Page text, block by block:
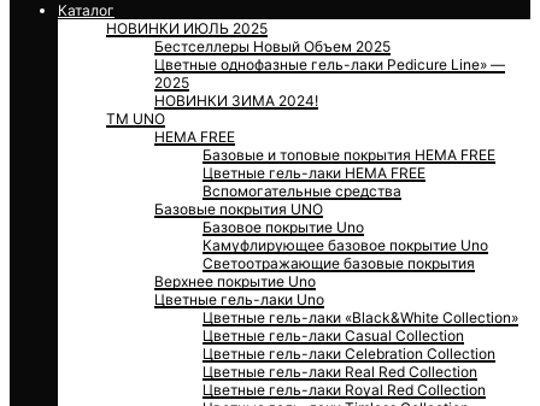
Каталог
НОВИНКИ ИЮЛЬ 2025
Бестселлеры Новый Объем 2025
Цветные однофазные гель-лаки Pedicure Line» —
2025
НОВИНКИ ЗИМА 2024!
ТМ UNO
HEMA FREE
Базовые и топовые покрытия HEMA FREE
Цветные гель-лаки HEMA FREE
Вспомогательные средства
Базовые покрытия UNO
Базовое покрытие Uno
Камуфлирующее базовое покрытие Uno
Светоотражающие базовые покрытия
Верхнее покрытие Uno
Цветные гель-лаки Uno
Цветные гель-лаки «Black&White Collection»
Цветные гель-лаки Casual Collection
Цветные гель-лаки Celebration Collection
Цветные гель-лаки Real Red Collection
Цветные гель-лаки Royal Red Collection